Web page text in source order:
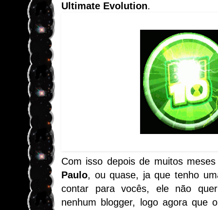
Ultimate Evolution.
Com isso depois de muitos
Paulo, ou quase, ja que tenho
contar para vocês, ele não
nenhum blogger, logo agora que